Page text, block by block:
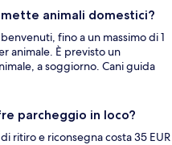
animali domestici?
fino a un massimo di 1
animale. È previsto un
a soggiorno. Cani guida
parcheggio in loco?
ritiro e riconsegna costa 35 EUR